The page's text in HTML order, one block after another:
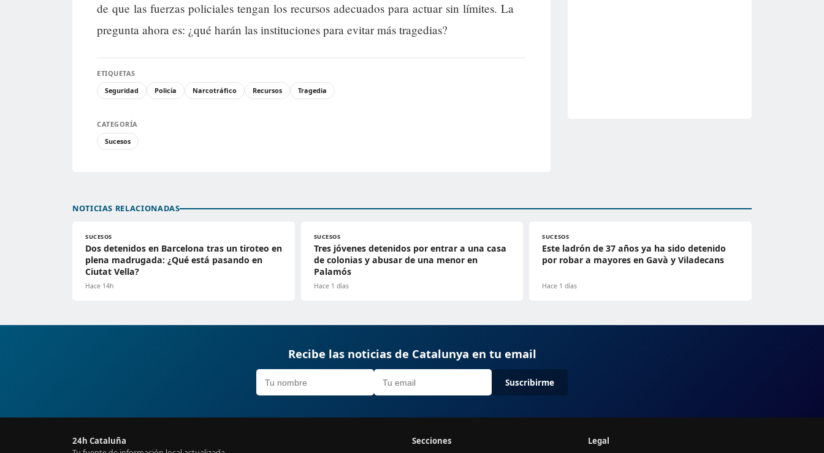
de que las fuerzas policiales tengan los recursos adecuados para actuar sin límites. La
pregunta ahora es: ¿qué harán las instituciones para evitar más tragedias?
ETIQUETAS
Seguridad
Policía Narcotráfico Recursos Tragedia
CATEGORÍA
Sucesos
NOTICIAS RELACIONADAS
SUCESOS
Dos detenidos en Barcelona tras un tiroteo en
plena madrugada: ¿Qué está pasando en
Ciutat Vella?
Hace 14h
SUCESOS
Tres jóvenes detenidos por entrar a una casa
de colonias y abusar de una menor en
Palamós
Hace 1 días
SUCESOS
Este ladrón de 37 años ya ha sido detenido
por robar a mayores en Gavà y Viladecans
Hace 1 días
Recibe las noticias de Catalunya en tu email
Suscribirme
24h Cataluña Secciones Legal